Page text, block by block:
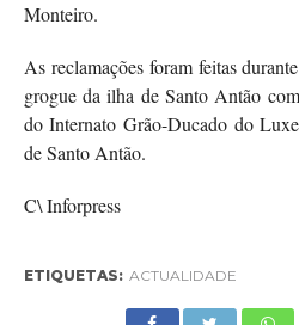
Monteiro.
As reclamações foram feitas
grogue da ilha de Santo Antão
do Internato Grão-Ducado do
de Santo Antão.
C\ Inforpress
ETIQUETAS: ACTUALIDADE